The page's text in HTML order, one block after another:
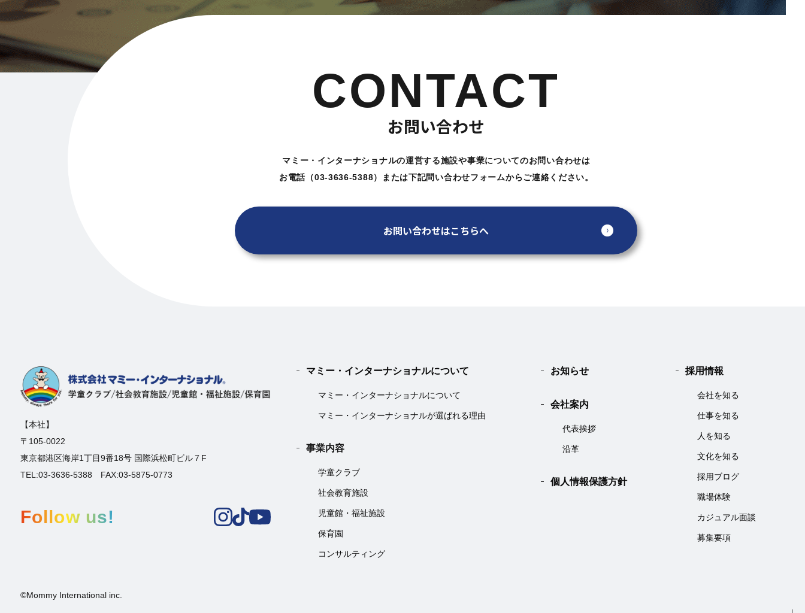
CONTACT
お問い合わせ
マミー・インターナショナルの運営する施設や事業についてのお問い合わせは
お電話（03-3636-5388）または下記問い合わせフォームからご連絡ください。
お問い合わせはこちらへ
【本社】
〒105-0022
東京都港区海岸1丁目9番18号 国際浜松町ビル７F
TEL:03-3636-5388 FAX:03-5875-0773
Follow us!
マミー・インターナショナルについて
マミー・インターナショナルについて
マミー・インターナショナルが選ばれる理由
事業内容
学童クラブ
社会教育施設
児童館・福祉施設
保育園
コンサルティング
お知らせ
会社案内
代表挨拶
沿革
個人情報保護方針
採用情報
会社を知る
仕事を知る
人を知る
文化を知る
採用ブログ
職場体験
カジュアル面談
募集要項
©Mommy International inc.